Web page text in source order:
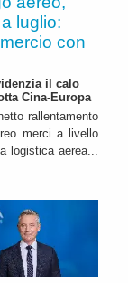
luglio:
con
il calo
Cina-Europa
rallentamento
merci a livello
logistica aerea...